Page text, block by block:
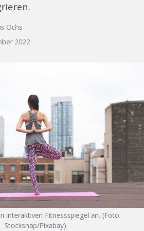
Ochs
2022
interaktiven Fitnessspiegel an. (Foto:
Stocksnap/Pixabay)